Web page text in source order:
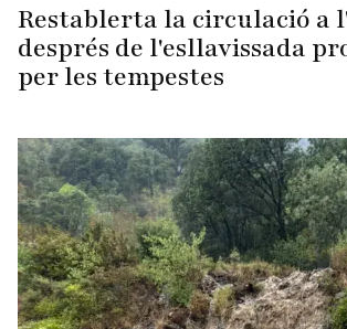
Restablerta la circulació a
després de l'esllavissada
per les tempestes